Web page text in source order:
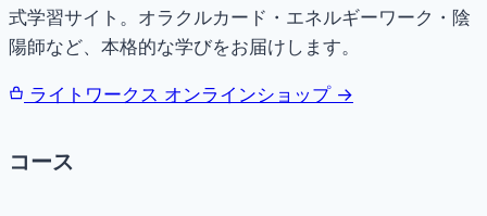
式学習サイト。オラクルカード・エネルギーワーク・陰
陽師など、本格的な学びをお届けします。
ライトワークス オンラインショップ →
コース